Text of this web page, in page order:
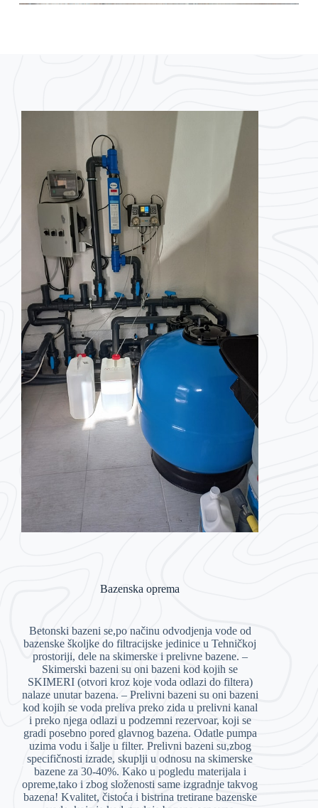
Bazenska oprema
Betonski bazeni se,po načinu odvodjenja vode od
bazenske školjke do filtracijske jedinice u Tehničkoj
prostoriji, dele na skimerske i prelivne bazene. –
Skimerski bazeni su oni bazeni kod kojih se
SKIMERI (otvori kroz koje voda odlazi do filtera)
nalaze unutar bazena. – Prelivni bazeni su oni bazeni
kod kojih se voda preliva preko zida u prelivni kanal
i preko njega odlazi u podzemni rezervoar, koji se
gradi posebno pored glavnog bazena. Odatle pumpa
uzima vodu i šalje u filter. Prelivni bazeni su,zbog
specifičnosti izrade, skuplji u odnosu na skimerske
bazene za 30-40%. Kako u pogledu materijala i
opreme,tako i zbog složenosti same izgradnje takvog
bazena! Kvalitet, čistoća i bistrina tretirane bazenske